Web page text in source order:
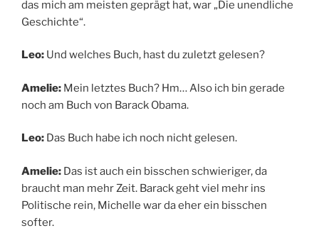
das mich am meisten geprägt hat, war „Die unendliche
Geschichte“.
Leo: Und welches Buch, hast du zuletzt gelesen?
Amelie: Mein letztes Buch? Hm… Also ich bin gerade
noch am Buch von Barack Obama.
Leo: Das Buch habe ich noch nicht gelesen.
Amelie: Das ist auch ein bisschen schwieriger, da
braucht man mehr Zeit. Barack geht viel mehr ins
Politische rein, Michelle war da eher ein bisschen
softer.